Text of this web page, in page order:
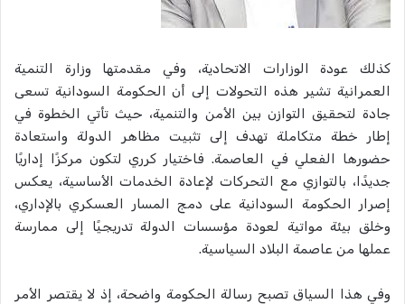
كذلك عودة الوزارات الاتحادية، وفي مقدمتها وزارة التنمية
العمرانية تشير هذه التحولات إلى أن الحكومة السودانية تسعى
جادة لتحقيق التوازن بين الأمن والتنمية، حيث تأتي الخطوة في
إطار خطة متكاملة تهدف إلى تثبيت مظاهر الدولة واستعادة
حضورها الفعلي في العاصمة. فاختيار كرري لتكون مركزًا إداريًا
جديدًا، بالتوازي مع التحركات لإعادة الخدمات الأساسية، يعكس
إصرار الحكومة السودانية على دمج المسار العسكري بالإداري،
وخلق بيئة مواتية لعودة مؤسسات الدولة تدريجيًا إلى ممارسة
عملها من عاصمة البلاد السياسية.
وفي هذا السياق تصبح رسالة الحكومة واضحة، إذ لا يقتصر الأمر